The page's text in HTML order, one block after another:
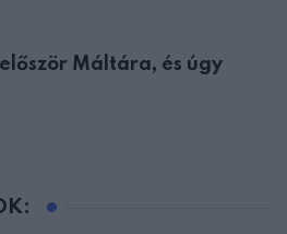
Máltára, és úgy